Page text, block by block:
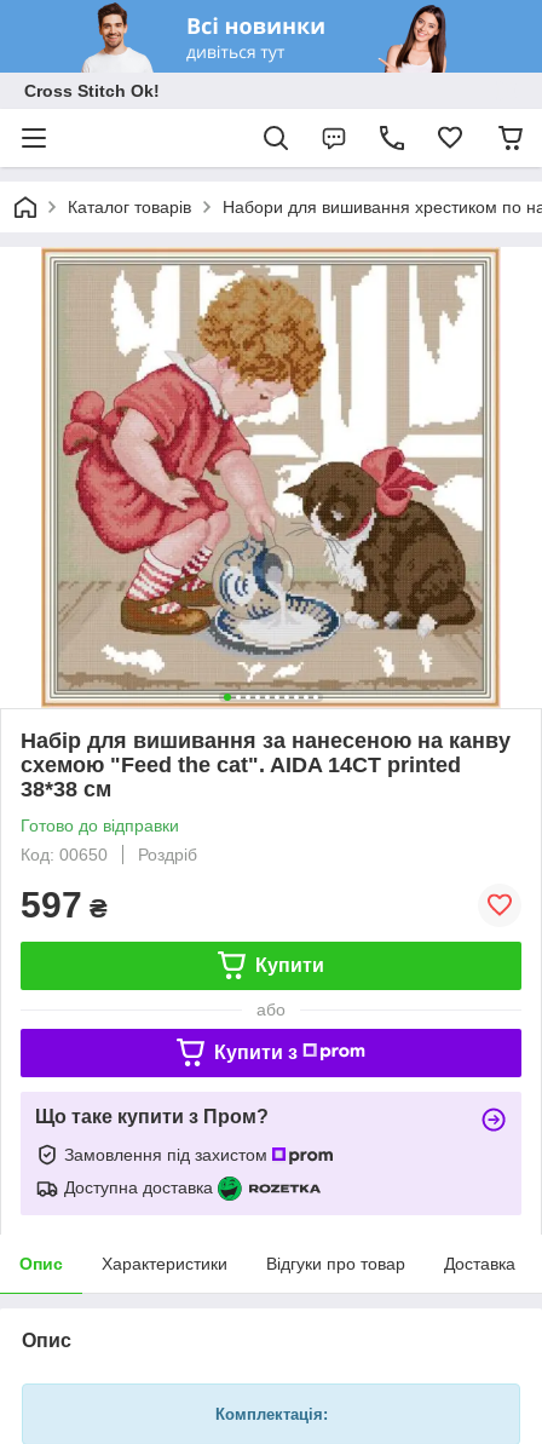
Cross Stitch Ok!
Каталог товарів Набори для вишивання хрестиком по
Набір для вишивання за нанесеною на канву
схемою "Feed the cat". AIDA 14CT printed
38*38 см
Готово до відправки
Код: 00650
Роздріб
597 ₴
Купити
або
Купити з
Що таке купити з Пром?
Замовлення під захистом
Доступна доставка
Опис Характеристики Відгуки про товар Доставка
Опис
Комплектація: